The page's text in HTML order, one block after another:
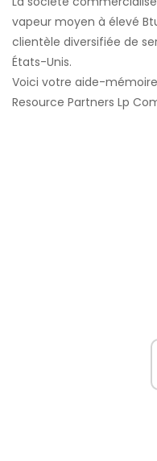
vapeur moyen à élevé
clientèle diversifiée de
États-Unis.
Voici votre aide-
Resource Partners Lp